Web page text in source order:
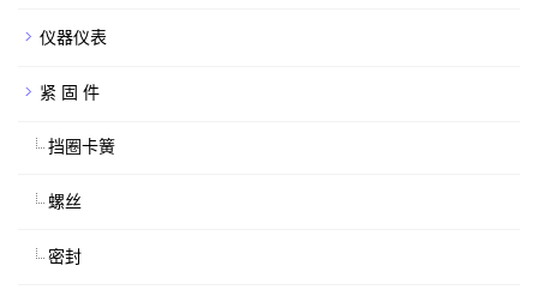
仪器仪表
紧 固 件
挡圈卡簧
螺丝
密封